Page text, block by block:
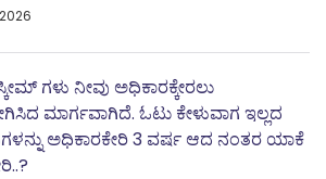
ಗಳು ನೀವು ಅಧಿಕಾರಕ್ಕೇರಲು
ಮಾರ್ಗವಾಗಿದೆ. ಓಟು ಕೇಳುವಾಗ ಇಲ್ಲದ
ಅಧಿಕಾರಕೇರಿ 3 ವರ್ಷ ಆದ ನಂತರ ಯಾಕೆ